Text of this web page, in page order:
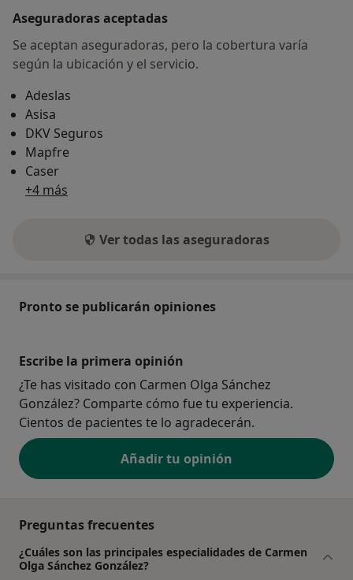
Aseguradoras aceptadas
Se aceptan aseguradoras, pero la cobertura varía
según la ubicación y el servicio.
Adeslas
Asisa
DKV Seguros
Mapfre
Caser
+4 más
Ver todas las aseguradoras
Pronto se publicarán opiniones
Escribe la primera opinión
¿Te has visitado con Carmen Olga Sánchez
González? Comparte cómo fue tu experiencia.
Cientos de pacientes te lo agradecerán.
Añadir tu opinión
Preguntas frecuentes
¿Cuáles son las principales especialidades de Carmen
Olga Sánchez González?